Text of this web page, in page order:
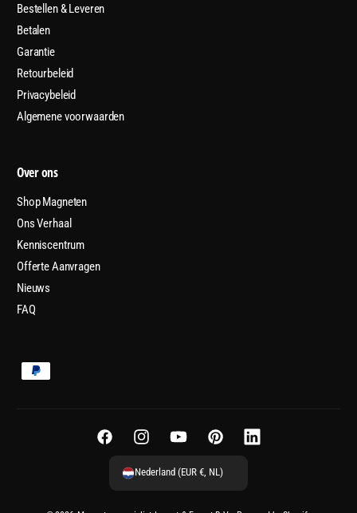
Bestellen & Leveren
Betalen
Garantie
Retourbeleid
Privacybeleid
Algemene voorwaarden
Over ons
Shop Magneten
Ons Verhaal
Kenniscentrum
Offerte Aanvragen
Nieuws
FAQ
F
I
n
Y
o
P
L
Nederland (EUR €, NL)